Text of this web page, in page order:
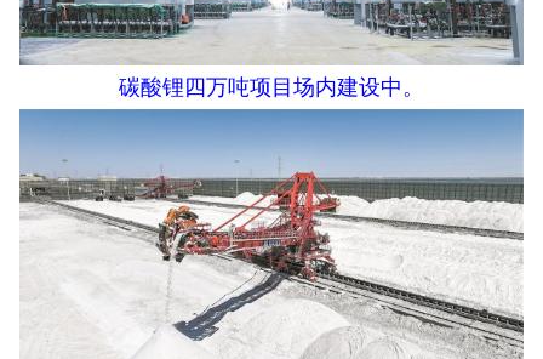
碳酸锂四万吨项目场内建设中。